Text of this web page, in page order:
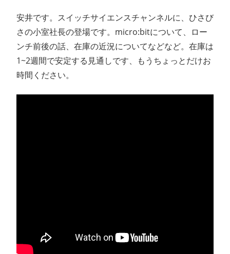
エ
ン
ス
マ
安井です。スイッチサイエンスチャンネルに、ひさび
さの小室社長の登場です。micro:bitについて、ロー
ンチ前後の話、在庫の近況についてなどなど。在庫は
1~2週間で安定する見通しです、もうちょっとだけお
時間ください。